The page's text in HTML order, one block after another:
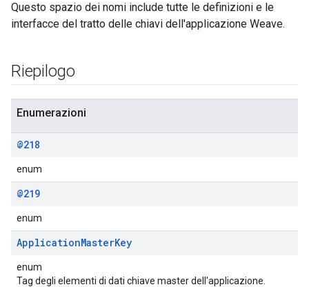
Questo spazio dei nomi include tutte le definizioni e le
interfacce del tratto delle chiavi dell'applicazione Weave.
Riepilogo
Enumerazioni
@218
enum
@219
enum
ApplicationMasterKey
enum
Tag degli elementi di dati chiave master dell'applicazione.